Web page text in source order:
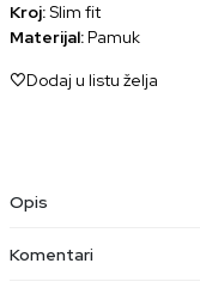
Kroj:Slim fit
Materijal:Pamuk
Dodaj u listu želja
Opis
Komentari